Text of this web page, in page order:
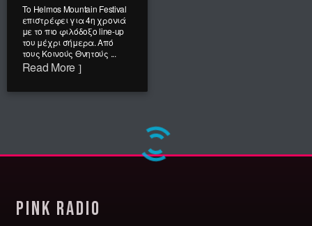
Το Helmos Mountain Festival
επιστρέφει για 4η χρονιά
με το πιο φιλόδοξο line-up
του μέχρι σήμερα. Από
τους Κοινούς Θνητούς ...
Read More
Pink Radio